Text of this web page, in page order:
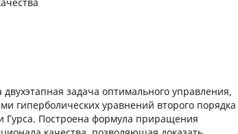
двухэтапная задача оптимального управления,
гиперболических уравнений второго порядка
Гурса. Построена формула приращения